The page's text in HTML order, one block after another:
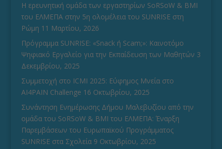
Η ερευνητική ομάδα των εργαστηρίων SoRSoW & BMI
του ΕΛΜΕΠΑ στην 5η ολομέλεια του SUNRISE στη
Ρώμη 11 Μαρτίου, 2026
Πρόγραμμα SUNRISE: «Snack ή Scam;»: Καινοτόμο
Ψηφιακό Εργαλείο για την Εκπαίδευση των Μαθητών 3
Δεκεμβρίου, 2025
Συμμετοχή στο ICMI 2025: Εύφημος Μνεία στο
AI4PAIN Challenge 16 Οκτωβρίου, 2025
Συνάντηση Ενημέρωσης Δήμου Μαλεβυζίου από την
ομάδα του SoRSoW & BMI του ΕΛΜΕΠΑ: Έναρξη
Παρεμβάσεων του Ευρωπαϊκού Προγράμματος
SUNRISE στα Σχολεία 9 Οκτωβρίου, 2025